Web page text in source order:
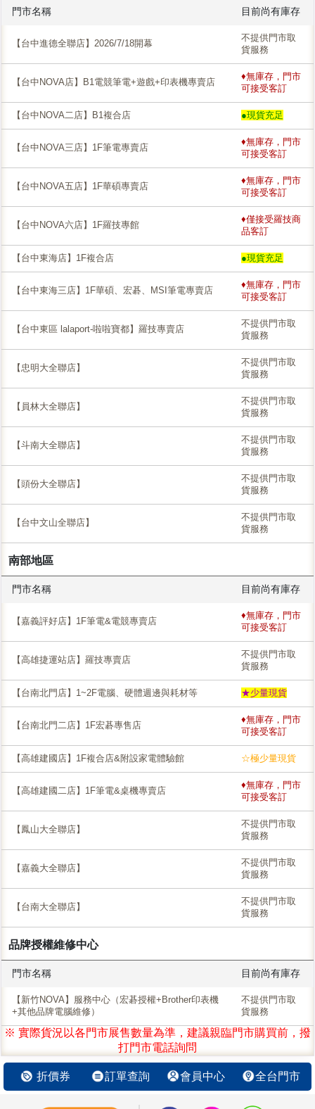
門市名稱 目前尚有庫存
【台中進德全聯店】2026/7/18開幕
不提供門市取
貨服務
【台中NOVA店】B1電競筆電+遊戲+印表機專賣店
♦無庫存，門市
可接受客訂
【台中NOVA二店】B1複合店 ●現貨充足
【台中NOVA三店】1F筆電專賣店
♦無庫存，門市
可接受客訂
【台中NOVA五店】1F華碩專賣店
♦無庫存，門市
可接受客訂
【台中NOVA六店】1F羅技專館
♦僅接受羅技商
品客訂
【台中東海店】1F複合店 ●現貨充足
【台中東海三店】1F華碩、宏碁、MSI筆電專賣店
♦無庫存，門市
可接受客訂
【台中東區 lalaport-啦啦寶都】羅技專賣店
不提供門市取
貨服務
【忠明大全聯店】
不提供門市取
貨服務
【員林大全聯店】
不提供門市取
貨服務
【斗南大全聯店】
不提供門市取
貨服務
【頭份大全聯店】
不提供門市取
貨服務
【台中文山全聯店】
不提供門市取
貨服務
南部地區
門市名稱 目前尚有庫存
【嘉義評好店】1F筆電&電競專賣店
♦無庫存，門市
可接受客訂
【高雄捷運站店】羅技專賣店
不提供門市取
貨服務
【台南北門店】1~2F電腦、硬體週邊與耗材等 ★少量現貨
【台南北門二店】1F宏碁專售店
♦無庫存，門市
可接受客訂
【高雄建國店】1F複合店&附設家電體驗館 ☆極少量現貨
【高雄建國二店】1F筆電&桌機專賣店
♦無庫存，門市
可接受客訂
【鳳山大全聯店】
不提供門市取
貨服務
【嘉義大全聯店】
不提供門市取
貨服務
【台南大全聯店】
不提供門市取
貨服務
品牌授權維修中心
門市名稱 目前尚有庫存
【新竹NOVA】服務中心（宏碁授權+Brother印表機
+其他品牌電腦維修）
不提供門市取
貨服務
※ 實際貨況以各門市展售數量為準，建議親臨門市購買前，撥
打門市電話詢問
折價券 訂單查詢 會員中心 全台門市